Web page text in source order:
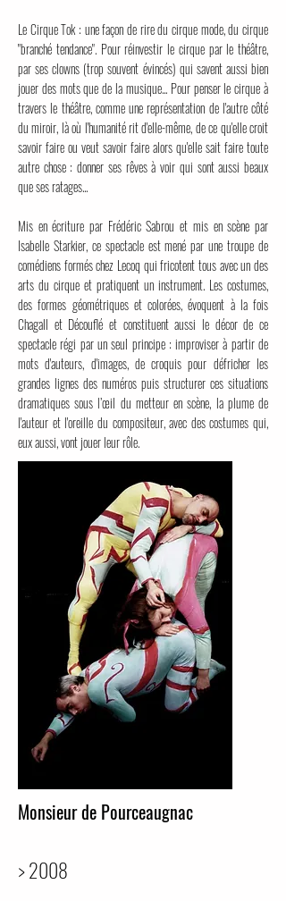
Le Cirque Tok : une façon de rire du cirque mode, du cirque
"branché tendance". Pour réinvestir le cirque par le théâtre,
par ses clowns (trop souvent évincés) qui savent aussi bien
jouer des mots que de la musique... Pour penser le cirque à
travers le théâtre, comme une représentation de l'autre côté
du miroir, là où l'humanité rit d'elle-même, de ce qu'elle croit
savoir faire ou veut savoir faire alors qu'elle sait faire toute
autre chose : donner ses rêves à voir qui sont aussi beaux
que ses ratages...
Mis en écriture par Frédéric Sabrou et mis en scène par
Isabelle Starkier, ce spectacle est mené par une troupe de
comédiens formés chez Lecoq qui fricotent tous avec un des
arts du cirque et pratiquent un instrument. Les costumes,
des formes géométriques et colorées, évoquent à la fois
Chagall et Découflé et constituent aussi le décor de ce
spectacle régi par un seul principe : improviser à partir de
mots d'auteurs, d'images, de croquis pour défricher les
grandes lignes des numéros puis structurer ces situations
dramatiques sous l’œil du metteur en scène, la plume de
l'auteur et l'oreille du compositeur, avec des costumes qui,
eux aussi, vont jouer leur rôle.
Monsieur de Pourceaugnac
> 2008